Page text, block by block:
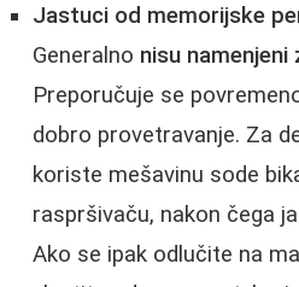
Jastuci od memorijske
Generalno nisu namenjeni
Preporučuje se
dobro provetravanje. Za
koriste mešavinu sode
raspršivaču, nakon čega
Ako se ipak odlučite na